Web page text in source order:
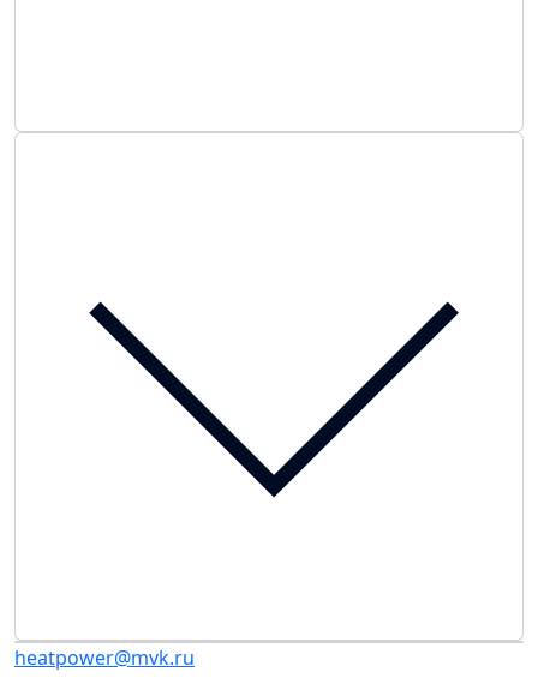
heatpower@mvk.ru